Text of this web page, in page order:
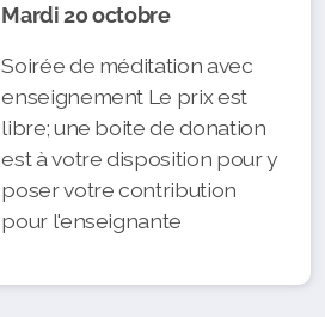
Mardi 20 octobre
Soirée de méditation avec
enseignement Le prix est
libre; une boite de donation
est à votre disposition pour y
poser votre contribution
pour l'enseignante